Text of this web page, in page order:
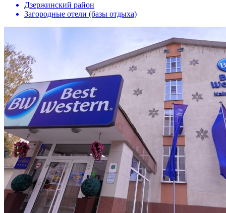
Дзержинский район
Загородные отели (базы отдыха)